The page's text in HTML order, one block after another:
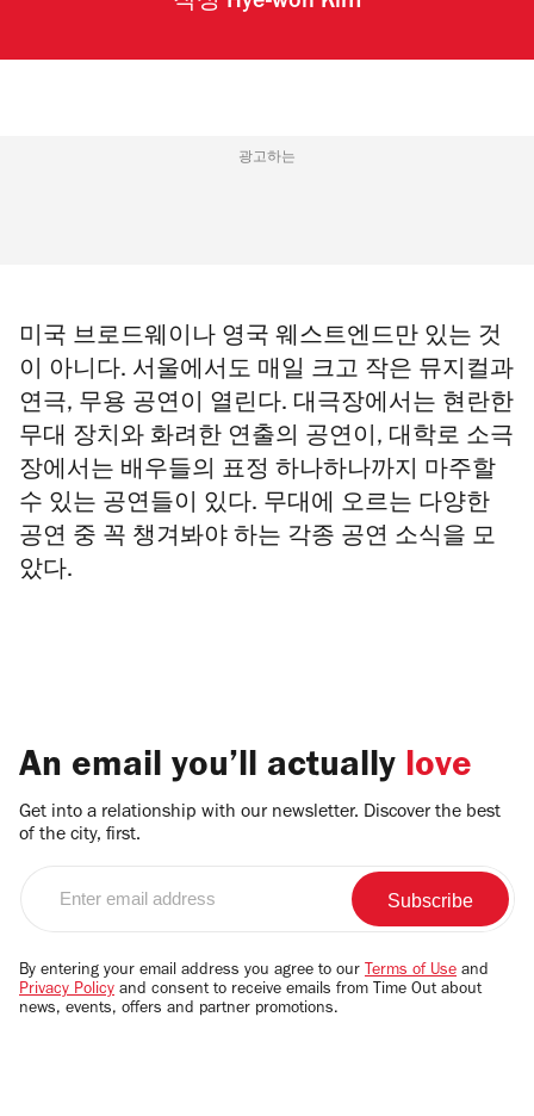
광고하는
미국 브로드웨이나 영국 웨스트엔드만 있는 것
이 아니다. 서울에서도 매일 크고 작은 뮤지컬과
연극, 무용 공연이 열린다. 대극장에서는 현란한
무대 장치와 화려한 연출의 공연이, 대학로 소극
장에서는 배우들의 표정 하나하나까지 마주할
수 있는 공연들이 있다. 무대에 오르는 다양한
공연 중 꼭 챙겨봐야 하는 각종 공연 소식을 모
았다.
An email you’ll actually love
Get into a relationship with our newsletter. Discover the best
of the city, first.
email
By entering your email address you agree to our Terms of Use and
Privacy Policy and consent to receive emails from Time Out about
news, events, offers and partner promotions.